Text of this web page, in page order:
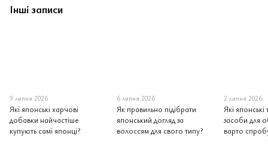
Інші записи
9 липня 2026
Які японські харчові
добавки найчастіше
купують самі японці?
6 липня 2026
Як правильно підібрати
японський догляд за
волоссям для свого типу?
2 липня 2026
Які японські
засоби для
варто